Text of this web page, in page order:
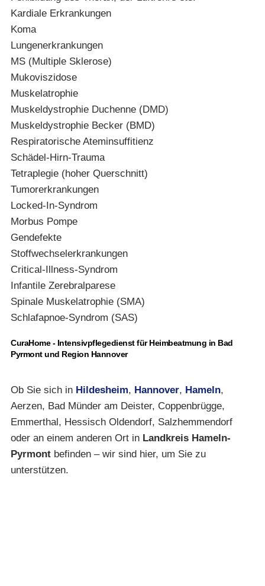
Kardiale Erkrankungen
Koma
Lungenerkrankungen
MS (Multiple Sklerose)
Mukoviszidose
Muskelatrophie
Muskeldystrophie Duchenne (DMD)
Muskeldystrophie Becker (BMD)
Respiratorische Ateminsuffitienz
Schädel-Hirn-Trauma
Tetraplegie (hoher Querschnitt)
Tumorerkrankungen
Locked-In-Syndrom
Morbus Pompe
Gendefekte
Stoffwechselerkrankungen
Critical-Illness-Syndrom
Infantile Zerebralparese
Spinale Muskelatrophie (SMA)
Schlafapnoe-Syndrom (SAS)
CuraHome - Intensivpflegedienst für Heimbeatmung in Bad
Pyrmont und Region Hannover
Ob Sie sich in Hildesheim, Hannover, Hameln,
Aerzen, Bad Münder am Deister, Coppenbrügge,
Emmerthal, Hessisch Oldendorf, Salzhemmendorf
oder an einem anderen Ort in Landkreis Hameln-
Pyrmont befinden – wir sind hier, um Sie zu
unterstützen.